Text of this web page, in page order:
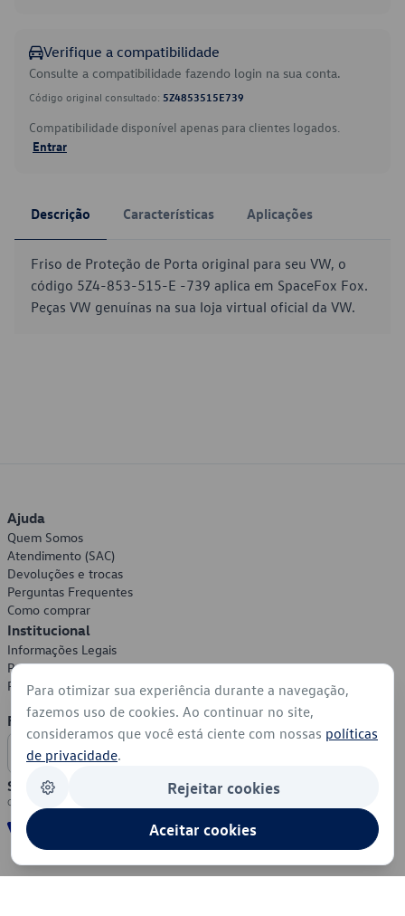
Verifique a compatibilidade
Consulte a compatibilidade fazendo login na sua conta.
Código original consultado: 5Z4853515E739
Compatibilidade disponível apenas para clientes logados.
Entrar
Descrição Características Aplicações
Friso de Proteção de Porta original para seu VW, o
código 5Z4-853-515-E -739 aplica em SpaceFox Fox.
Peças VW genuínas na sua loja virtual oficial da VW.
Ajuda
Quem Somos
Atendimento (SAC)
Devoluções e trocas
Perguntas Frequentes
Como comprar
Institucional
Informações Legais
Política de Privacidade
Política de Cookies
Formas de Pagamento
Segurança
Para otimizar sua experiência durante a navegação,
fazemos uso de cookies. Ao continuar no site,
consideramos que você está ciente com nossas políticas
de privacidade.
Rejeitar cookies
Aceitar cookies